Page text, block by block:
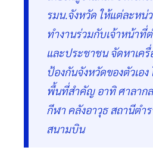
รมน.จังหวัด ให้แต่ละหน่
ทำงานร่วมกับเจ้าหน้าที่
และประชาชน จัดหาเครื่
ป้องกันจังหวัดของตัวเอง
พื้นที่สำคัญ อาทิ ศาลาก
กีฬา คลังอาวุธ สถานีตำ
สนามบิน